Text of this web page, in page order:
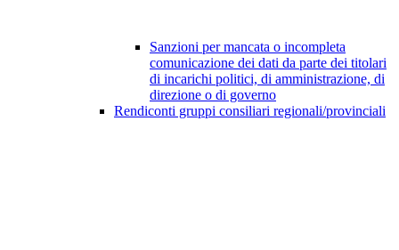
Sanzioni per mancata o incompleta
comunicazione dei dati da parte dei titolari
di incarichi politici, di amministrazione, di
direzione o di governo
Rendiconti gruppi consiliari regionali/provinciali